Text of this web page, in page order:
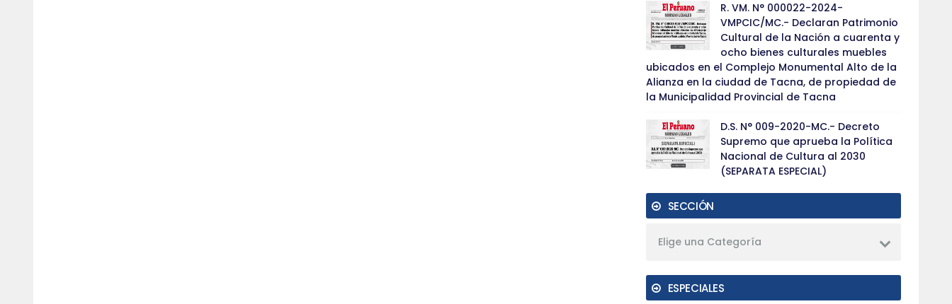
R. VM. N° 000022-2024-
VMPCIC/MC.- Declaran Patrimonio
Cultural de la Nación a cuarenta y
ocho bienes culturales muebles
ubicados en el Complejo Monumental Alto de la
Alianza en la ciudad de Tacna, de propiedad de
la Municipalidad Provincial de Tacna
D.S. N° 009-2020-MC.- Decreto
Supremo que aprueba la Política
Nacional de Cultura al 2030
(SEPARATA ESPECIAL)
SECCIÓN
Elige una Categoría
ESPECIALES